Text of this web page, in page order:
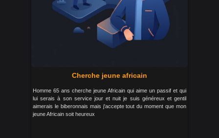
Cherche jeune africain
Homme 65 ans cherche jeune Africain qui aime un passif et qui
lui serais à son service jour et nuit je suis généreux et gentil
aimerais le biberonnais mais j'accepte tout du moment que mon
jeune Africain soit heureux